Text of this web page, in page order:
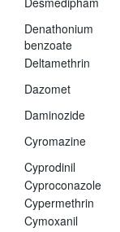
Denathonium
benzoate
Deltamethrin
Dazomet
Daminozide
Cyromazine
Cyprodinil
Cyproconazole
Cypermethrin
Cymoxanil